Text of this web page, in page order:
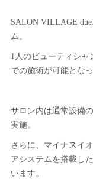
SALON VILLAGE
ム。
1人のビューティシャ
での施術が可能となっ
サロン内は通常設備
実施。
さらに、マイナスイ
アシステムを搭載し
います。